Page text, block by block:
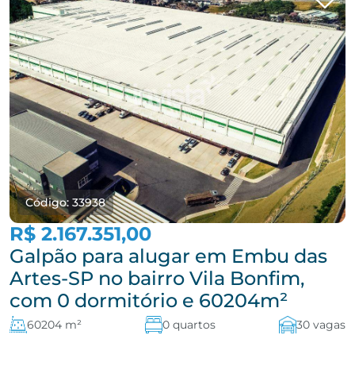
Código: 33938
R$ 2.167.351,00
Galpão para alugar em Embu das
Artes-SP no bairro Vila Bonfim,
com 0 dormitório e 60204m²
60204 m² 0 quartos 30 vagas